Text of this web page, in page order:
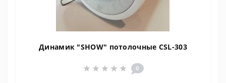
Динамик "SHOW" потолочные CSL-303
0